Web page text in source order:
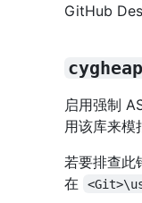
GitHub
启用强制
用该库来模
若要排查此
在